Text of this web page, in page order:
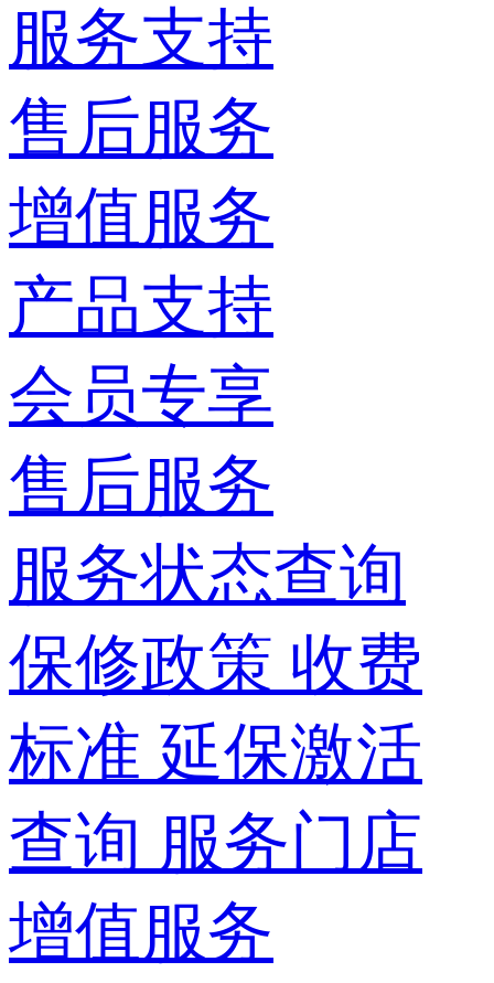
服务支持
售后服务
增值服务
产品支持
会员专享
售后服务
服务状态查询
保修政策 收费
标准 延保激活
查询 服务门店
增值服务